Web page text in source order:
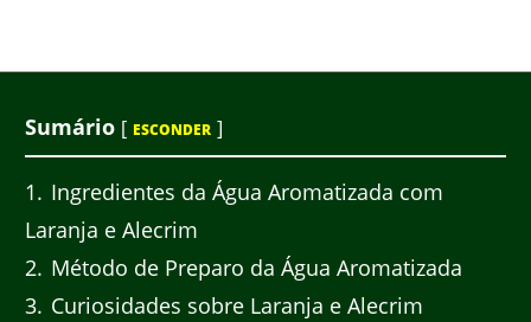
Sumário [ ESCONDER ]
1
Ingredientes da Água Aromatizada com
Laranja e Alecrim
2 Método de Preparo da Água Aromatizada
3 Curiosidades sobre Laranja e Alecrim